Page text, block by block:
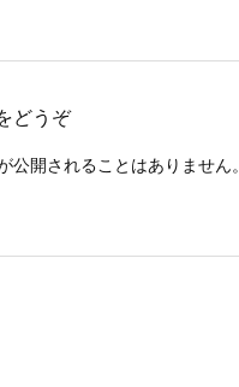
どうぞ
公開されることはありません。